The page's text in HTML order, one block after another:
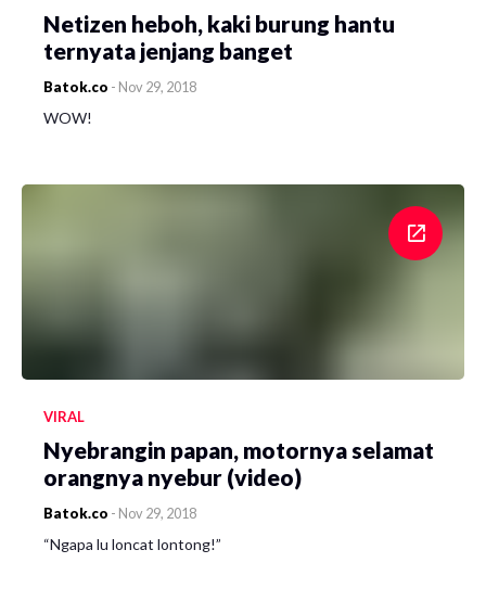
Netizen heboh, kaki burung hantu
ternyata jenjang banget
Batok.co - Nov 29, 2018
WOW!
VIRAL
Nyebrangin papan, motornya selamat
orangnya nyebur (video)
Batok.co - Nov 29, 2018
“Ngapa lu loncat lontong!”